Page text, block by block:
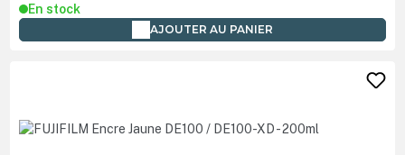
En stock
AJOUTER AU PANIER